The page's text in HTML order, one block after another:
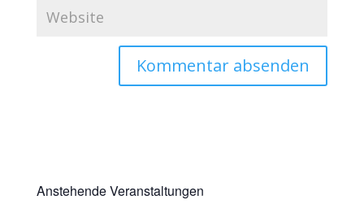
Anstehende Veranstaltungen